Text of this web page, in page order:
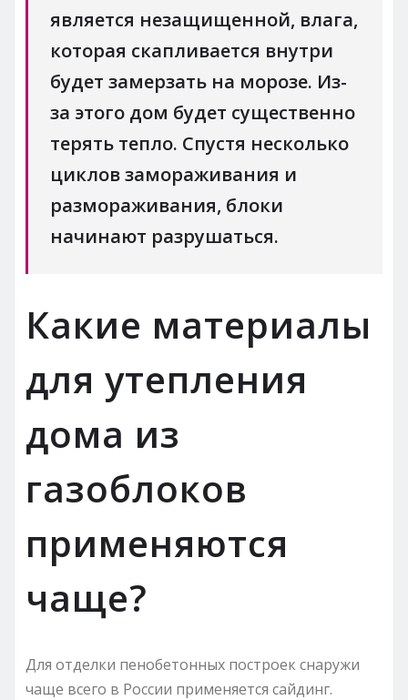
является незащищенной, влага,
которая скапливается внутри
будет замерзать на морозе. Из-
за этого дом будет существенно
терять тепло. Спустя несколько
циклов замораживания и
размораживания, блоки
начинают разрушаться.
Какие материалы
для утепления
дома из
газоблоков
применяются
чаще?
Для отделки пенобетонных построек снаружи
чаще всего в России применяется сайдинг.